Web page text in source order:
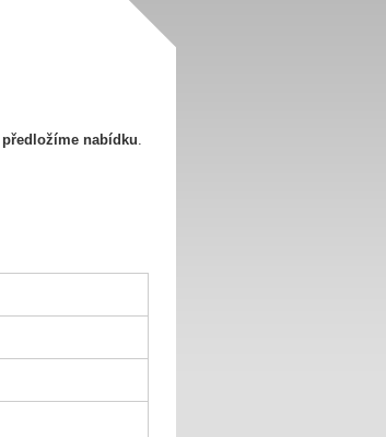
předložíme nabídku.